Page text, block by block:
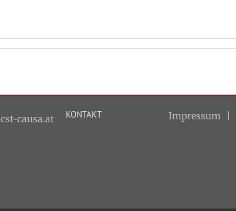
cst-causa.at Impressum
KONTAKT